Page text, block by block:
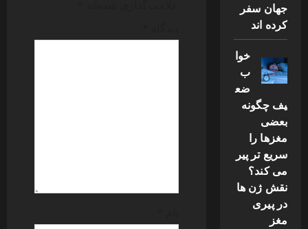
g
جهان سفر
کرده اند
خوا
ب
ضع
یف چگونه
بعضی
مغزها را
سریع تر پیر
می کند؟
نقش ژن ها
در پیری
مغز